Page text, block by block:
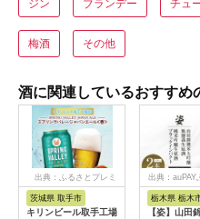
ジン ブランデー チュ
梅酒 その他
酒に関連しているおすすめ
出典：ふるさとプレミ
茨城県 取手市
キリンビール取手工場
出典：auPAY
栃木県 栃木
【姿】山田